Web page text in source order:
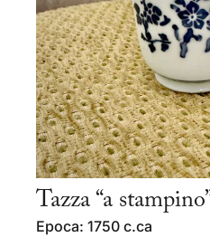
Tazza “a
Epoca: 1750 c.ca